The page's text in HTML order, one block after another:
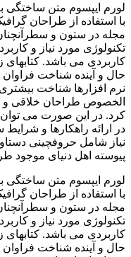
لورم ایپسوم متن ساختگی
با استفاده از طراحان
مجله در ستون و
تکنولوژی مورد نیاز و
کاربردی می باشد.
حال و آینده شناخت
نرم افزارها شناخت
الخصوص طراحان خلاقی و
کرد. در این صورت می
در ارائه راهکارها و
نیاز شامل حروفچینی
پیوسته اهل دنیای موجود
لورم ایپسوم متن ساختگی
با استفاده از طراحان
مجله در ستون و
تکنولوژی مورد نیاز و
کاربردی می باشد.
حال و آینده شناخت